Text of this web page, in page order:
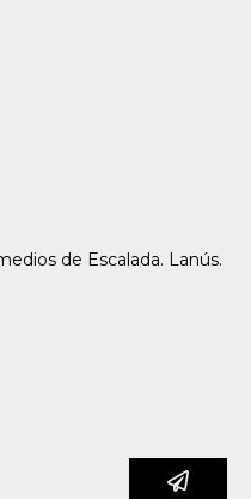
de Escalada. Lanús.